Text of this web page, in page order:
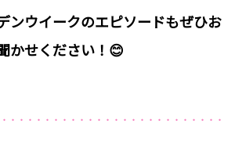
ンウイークのエピソードもぜひお
かせください！😊
・・・・・・・・・・・・・・・・・・・・・・・・・